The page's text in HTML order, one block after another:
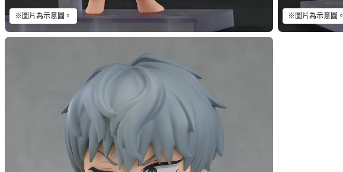
※圖片為示意圖。 ※圖片為示意圖。